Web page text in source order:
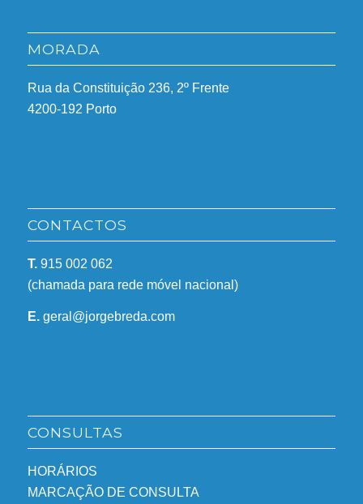
MORADA
Rua da Constituição 236, 2º Frente
4200-192 Porto
CONTACTOS
T.915 002 062
(chamada para rede móvel nacional)
E. geral@jorgebreda.com
CONSULTAS
HORÁRIOS
MARCAÇÃO DE CONSULTA